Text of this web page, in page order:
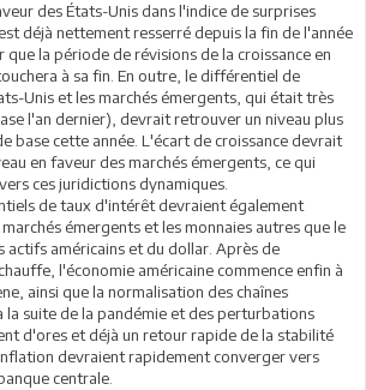
des États-Unis dans l'indice de surprises
déjà nettement resserré depuis la fin de l'année
que la période de révisions de la croissance en
à sa fin. En outre, le différentiel de
Unis et les marchés émergents, qui était très
l'an dernier), devrait retrouver un niveau plus
base cette année. L'écart de croissance devrait
en faveur des marchés émergents, ce qui
ces juridictions dynamiques.
de taux d'intérêt devraient également
émergents et les monnaies autres que le
actifs américains et du dollar. Après de
l'économie américaine commence enfin à
ainsi que la normalisation des chaînes
suite de la pandémie et des perturbations
d'ores et déjà un retour rapide de la stabilité
devraient rapidement converger vers
centrale.